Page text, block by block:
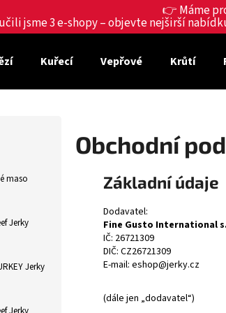
👉 Máme
jsme 3 e-shopy – objevte nejširší
Kuřecí Vepřové Krůtí
maso
Jerky
Jerky
Obchodní
Základní údaje
Dodavatel:
Fine Gusto International
IČ: 26721309
DIČ: CZ26721309
E-mail: eshop@jerky.cz
(dále jen „dodavatel“)
Doporučujeme